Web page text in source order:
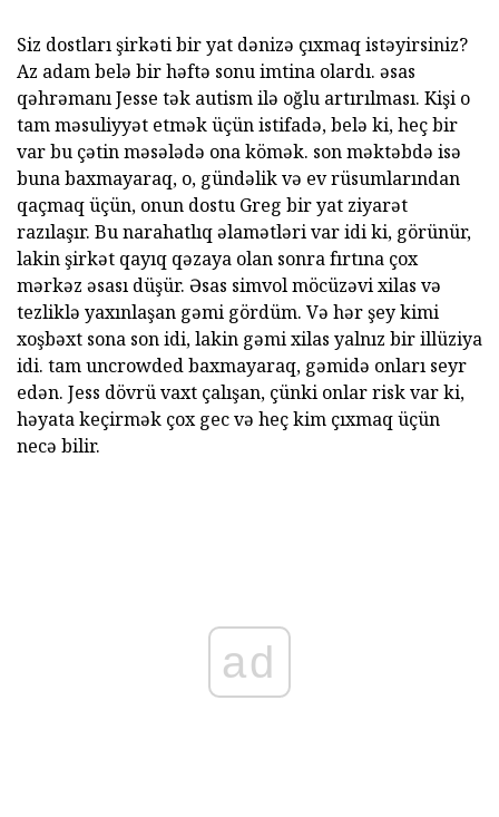
Siz dostları şirkəti bir yat dənizə çıxmaq istəyirsiniz?
Az adam belə bir həftə sonu imtina olardı. əsas
qəhrəmanı Jesse tək autism ilə oğlu artırılması. Kişi o
tam məsuliyyət etmək üçün istifadə, belə ki, heç bir
var bu çətin məsələdə ona kömək. son məktəbdə isə
buna baxmayaraq, o, gündəlik və ev rüsumlarından
qaçmaq üçün, onun dostu Greg bir yat ziyarət
razılaşır. Bu narahatlıq əlamətləri var idi ki, görünür,
lakin şirkət qayıq qəzaya olan sonra fırtına çox
mərkəz əsası düşür. Əsas simvol möcüzəvi xilas və
tezliklə yaxınlaşan gəmi gördüm. Və hər şey kimi
xoşbəxt sona son idi, lakin gəmi xilas yalnız bir illüziya
idi. tam uncrowded baxmayaraq, gəmidə onları seyr
edən. Jess dövrü vaxt çalışan, çünki onlar risk var ki,
həyata keçirmək çox gec və heç kim çıxmaq üçün
necə bilir.
ad